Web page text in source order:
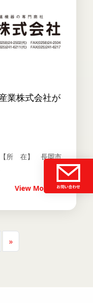
業株式会社が
【所 在】 長岡市
View More
»